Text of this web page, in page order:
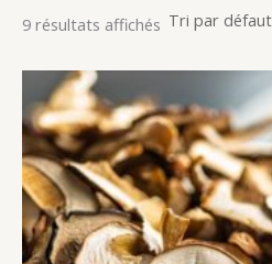
9 résultats affichés